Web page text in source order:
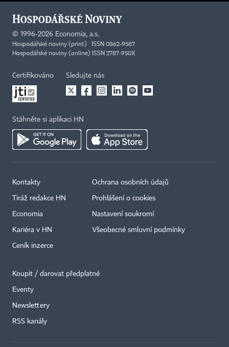
© 1996-2026 Economia, a.s.
Hospodářské noviny (print) ISSN 0862-9587
Hospodářské noviny (online) ISSN 2787-950X
Certifikováno Sledujte nás
Stáhněte si aplikaci HN
Kontakty
Tiráž redakce HN
Economia
Kariéra v HN
Ceník inzerce
Ochrana osobních údajů
Prohlášení o cookies
Nastavení soukromí
Všeobecné smluvní podmínky
Koupit / darovat předplatné
Eventy
Newslettery
RSS kanály